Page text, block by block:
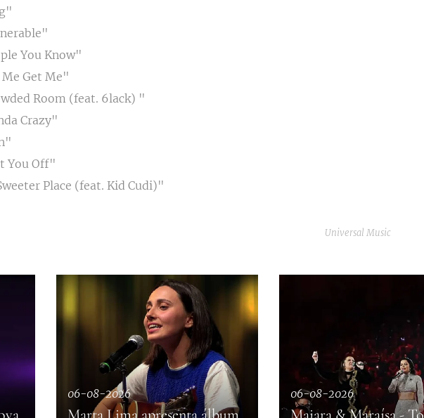
You Know"
Get Me"
Room (feat. 6lack) "
Crazy"
You Off"
Place (feat. Kid Cudi)"
Universal Music
06-08-2026 06-08-2026